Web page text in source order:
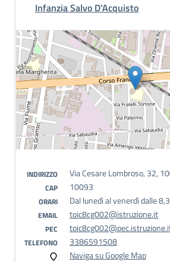
Infanzia Salvo D'Acquisto
INDIRIZZO Via Cesare Lombroso, 32,
CAP 10093
ORARI Dal lunedì al venerdì dalle
EMAIL toic8cg002@istruzione.it
PEC
TELEFONO
3386591508
Naviga su Google Map